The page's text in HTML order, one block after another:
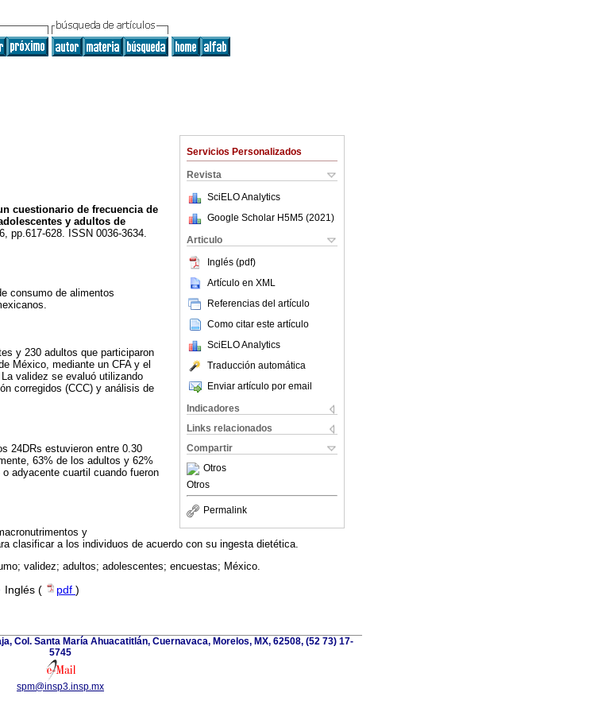
Servicios Personalizados
Revista
SciELO Analytics
Google Scholar H5M5 (2021 )
Articulo
Inglés (pdf)
Artículo en XML
Referencias del artículo
Como citar este artículo
SciELO Analytics
Traducción automática
Enviar artículo por email
Indicadores
Links relacionados
Compartir
Otros
Otros
Permalink
cuestionario de frecuencia de
y adultos de
pp.617-628. ISSN 0036-3634.
consumo de alimentos
y 230 adultos que participaron
México, mediante un CFA y el
validez se evaluó utilizando
corregidos (CCC) y análisis de
24DRs estuvieron entre 0.30
63% de los adultos y 62%
adyacente cuartil cuando fueron
y
clasificar a los individuos de acuerdo con su ingesta dietética.
validez; adultos; adolescentes; encuestas; México.
Inglés ( pdf )
Col. Santa María Ahuacatitlán, Cuernavaca, Morelos, MX, 62508, (52 73) 17-
5745
spm@insp3.insp.mx